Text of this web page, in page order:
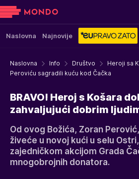
Naslovna Najnovije
Naslovna Info Društvo
Heroji sa
Peroviću sagradili kuću kod Čačka
BRAVO! Heroj s Košara
zahvaljujući dobrim
Od ovog Božića, Zoran
živeće u novoj kući u selu
zajedničkom akcijom Grada
mnogobrojnih donatora.